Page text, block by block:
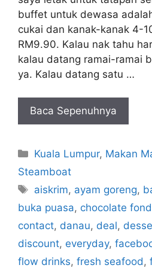
buffet untuk dewasa
cukai dan kanak-kanak 4-
RM9.90. Kalau nak tahu
kalau datang ramai-ramai
ya. Kalau datang satu …
Baca Sepenuhnya
Categories
Kuala Lumpur, Makan
Steamboat
Tags
aiskrim, ayam goreng,
buka puasa, chocolate
contact, danau, deal,
discount, everyday,
flow drinks, fresh seafood ,